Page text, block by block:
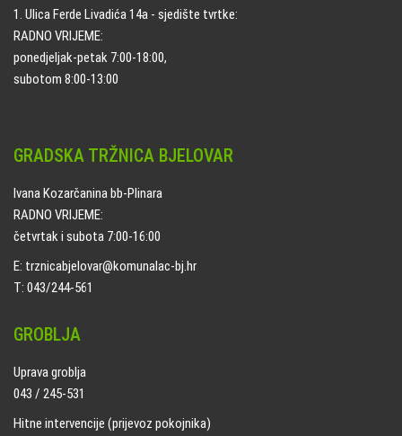
1. Ulica Ferde Livadića 14a - sjedište tvrtke:
RADNO VRIJEME:
ponedjeljak-petak 7:00-18:00,
subotom 8:00-13:00
GRADSKA TRŽNICA BJELOVAR
Ivana Kozarčanina bb-Plinara
RADNO VRIJEME:
četvrtak i subota 7:00-16:00
E: trznicabjelovar@komunalac-bj.hr
T: 043/244-561
GROBLJA
Uprava groblja
043 / 245-531
Hitne intervencije (prijevoz pokojnika)